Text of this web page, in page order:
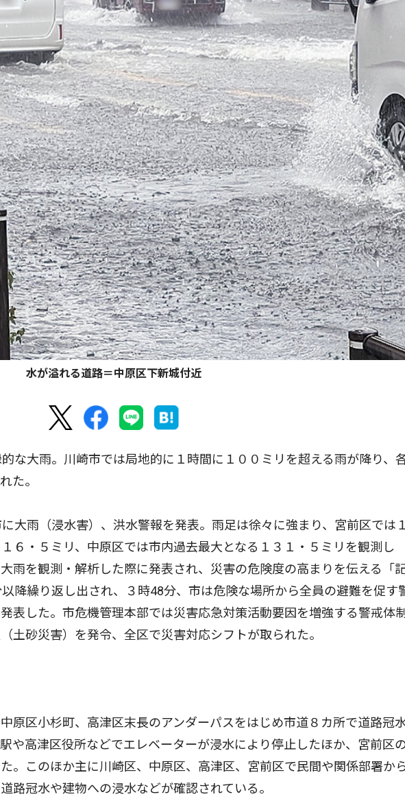
水が溢れる道路＝中原区下新城付近
な大雨。川崎市では局地的に１時間に１００ミリを超える雨が降り、
た。
大雨（浸水害）、洪水警報を発表。雨足は徐々に強まり、宮前区では１
６・５ミリ、中原区では市内過去最大となる１３１・５ミリを観測し
雨を観測・解析した際に発表され、災害の危険度の高まりを伝える「
降繰り返し出され、３時48分、市は危険な場所から全員の避難を促す
表した。市危機管理本部では災害応急対策活動要因を増強する警戒体制
土砂災害）を発令、全区で災害対応シフトが取られた。
原区小杉町、高津区末長のアンダーパスをはじめ市道８カ所で道路冠
や高津区役所などでエレベーターが浸水により停止したほか、宮前区
。このほか主に川崎区、中原区、高津区、宮前区で民間や関係部署か
路冠水や建物への浸水などが確認されている。